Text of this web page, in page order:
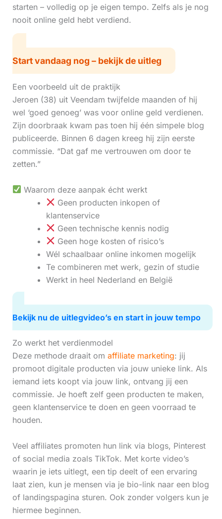
starten – volledig op je eigen tempo. Zelfs als je nog
nooit online geld hebt verdiend.
Start vandaag nog – bekijk de uitleg
Een voorbeeld uit de praktijk
Jeroen (38) uit Veendam twijfelde maanden of hij
wel ‘goed genoeg’ was voor online geld verdienen.
Zijn doorbraak kwam pas toen hij één simpele blog
publiceerde. Binnen 6 dagen kreeg hij zijn eerste
commissie. “Dat gaf me vertrouwen om door te
zetten.”
Waarom deze aanpak écht werkt
Geen producten inkopen of
klantenservice
Geen technische kennis nodig
Geen hoge kosten of risico’s
Wél schaalbaar online inkomen mogelijk
Te combineren met werk, gezin of studie
Werkt in heel Nederland en België
Bekijk nu de uitlegvideo’s en start in jouw tempo
Zo werkt het verdienmodel
Deze methode draait om affiliate marketing: jij
promoot digitale producten via jouw unieke link. Als
iemand iets koopt via jouw link, ontvang jij een
commissie. Je hoeft zelf geen producten te maken,
geen klantenservice te doen en geen voorraad te
houden.
Veel affiliates promoten hun link via blogs, Pinterest
of social media zoals TikTok. Met korte video’s
waarin je iets uitlegt, een tip deelt of een ervaring
laat zien, kun je mensen via je bio-link naar een blog
of landingspagina sturen. Ook zonder volgers kun je
hiermee beginnen.